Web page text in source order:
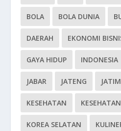
BOLA BOLA DUNIA
DAERAH EKONOMI
GAYA HIDUP INDONESIA
JABAR JATENG JATIM
KESEHATAN
KOREA SELATAN